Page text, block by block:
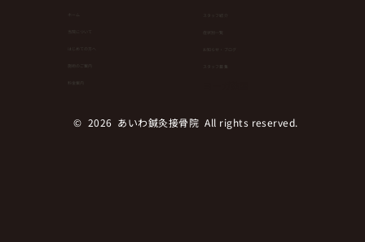
導入されているのみです。従来機種（PX）と比
べて深達度が高く高精度であり、体内での受光
量が多いのが特徴です。 対応疾患 慢性・急性
症状共に効果的で頭痛・耳鳴り難聴・頚椎症・
腱鞘炎・頚肩腕症候
ホーム
はじめての方へ
⁨⁩施術のご案内
料金案内
スタッフ紹介
症状別一覧
お知らせ・ブログ
スタッフ募集
© 2026 あいわ鍼灸接骨院 All rights reserved.︎